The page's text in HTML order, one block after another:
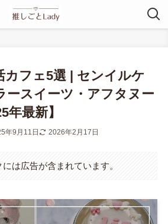
カフェ5選 | センイルケ
ースイーツ・アフタヌー
年最新】
年9月11日 2026年2月17日
は広告が含まれています。